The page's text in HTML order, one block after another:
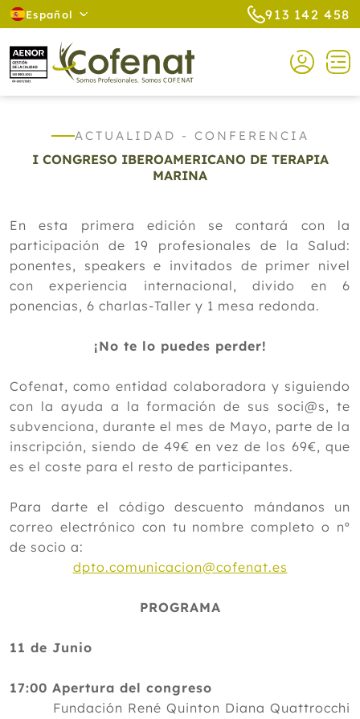
Español 913 142 458
ACTUALIDAD - CONFERENCIA
I CONGRESO IBEROAMERICANO DE TERAPIA
MARINA
En esta primera edición se contará con la
participación de 19 profesionales de la Salud:
ponentes, speakers e invitados de primer nivel
con experiencia internacional, divido en 6
ponencias, 6 charlas-Taller y 1 mesa redonda.
¡No te lo puedes perder!
Cofenat, como entidad colaboradora y siguiendo
con la ayuda a la formación de sus soci@s, te
subvenciona, durante el mes de Mayo, parte de la
inscripción, siendo de 49€ en vez de los 69€, que
es el coste para el resto de participantes.
Para darte el código descuento mándanos un
correo electrónico con tu nombre completo o nº
de socio a:
dpto.comunicacion@cofenat.es
PROGRAMA
11 de Junio
17:00 Apertura del congreso
Fundación René Quinton Diana Quattrocchi